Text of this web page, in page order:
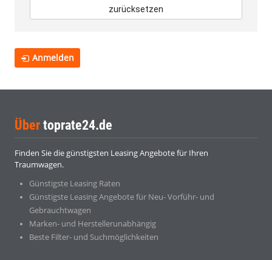
zurücksetzen
Anmelden
Über toprate24.de
Finden Sie die günstigsten Leasing Angebote für Ihren
Traumwagen.
Günstigste Leasing Raten
Günstigste Leasing Angebote für Neu- Vorführ- und
Gebrauchtwagen
Marken- und Herstellerunabhängig
Beste Filter- und Suchmöglichkeiten